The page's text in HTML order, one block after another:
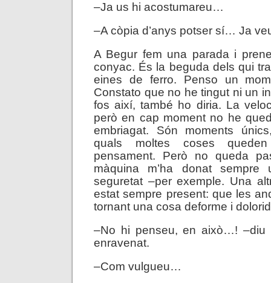
–Ja us hi acostumareu…
–A còpia d’anys potser sí… Ja
A Begur fem una parada i
conyac. És la beguda dels qui
eines de ferro. Penso un
Constato que no he tingut ni un
fos així, també ho diria. La
però en cap moment no he
embriagat. Són moments
quals moltes coses
pensament. Però no queda
màquina m’ha donat sempre
seguretat –per exemple. Una
estat sempre present: que les
tornant una cosa deforme i
–No hi penseu, en això…! –diu
enravenat.
–Com vulgueu…